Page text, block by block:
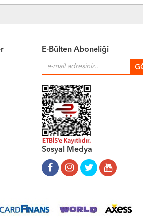
E-Bülten Aboneliği
Sosyal Medya